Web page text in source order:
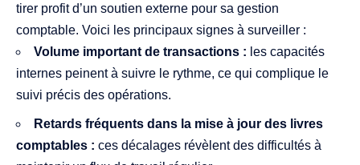
tirer profit d’un soutien externe pour sa gestion
comptable. Voici les principaux signes à surveiller :
Volume important de transactions : les capacités
internes peinent à suivre le rythme, ce qui complique le
suivi précis des opérations.
Retards fréquents dans la mise à jour des livres
comptables : ces décalages révèlent des difficultés à